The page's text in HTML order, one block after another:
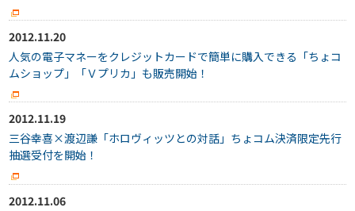
2012.11.20
人気の電子マネーをクレジットカードで簡単に購入できる「ちょコ
ムショップ」「Ｖプリカ」も販売開始！
2012.11.19
三谷幸喜×渡辺謙「ホロヴィッツとの対話」ちょコム決済限定先行
抽選受付を開始！
2012.11.06